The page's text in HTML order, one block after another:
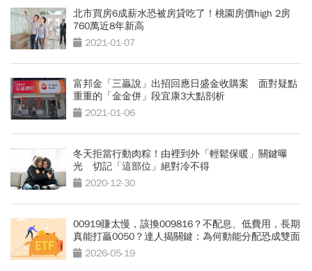
北市買房6成薪水恐被房貸吃了！桃園房價high 2房
760萬近8年新高
2021-01-07
富邦金「三贏說」出招回應日盛金收購案 面對疑點
重重的「金金併」段宜康3大點剖析
2021-01-06
冬天拒當行動肉粽！由裡到外「輕鬆保暖」關鍵曝
光 切記「這部位」絕對冷不得
2020-12-30
00919賺太慢，該換009816？不配息、低費用，長期
真能打贏0050？達人揭關鍵：為何動能分配恐成雙面
刃 2026-05-19